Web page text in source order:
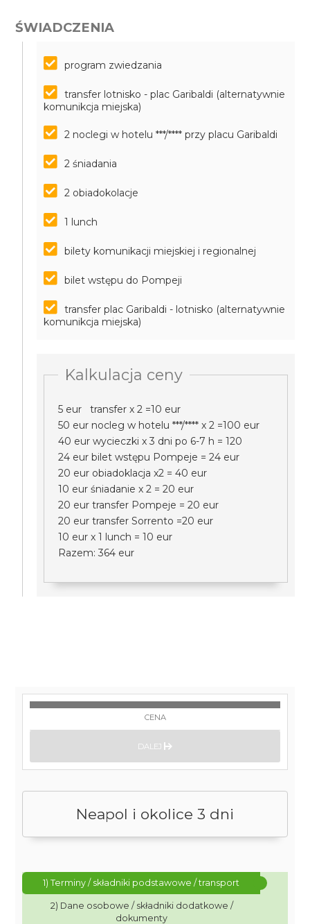
ŚWIADCZENIA
program zwiedzania
transfer lotnisko - plac Garibaldi (alternatywnie
komunikcja miejska)
2 noclegi w hotelu ***/**** przy placu Garibaldi
2 śniadania
2 obiadokolacje
1 lunch
bilety komunikacji miejskiej i regionalnej
bilet wstępu do Pompeji
transfer plac Garibaldi - lotnisko (alternatywnie
komunikcja miejska)
Kalkulacja ceny
5 eur transfer x 2 =10 eur
50 eur nocleg w hotelu ***/**** x 2 =100 eur
40 eur wycieczki x 3 dni po 6-7 h = 120
24 eur bilet wstępu Pompeje = 24 eur
20 eur obiadoklacja x2 = 40 eur
10 eur śniadanie x 2 = 20 eur
20 eur transfer Pompeje = 20 eur
20 eur transfer Sorrento =20 eur
10 eur x 1 lunch = 10 eur
Razem: 364 eur
Neapol i okolice 3 dni
1) Terminy / składniki podstawowe / transport
2) Dane osobowe / składniki dodatkowe /
dokumenty
CENA
DALEJ